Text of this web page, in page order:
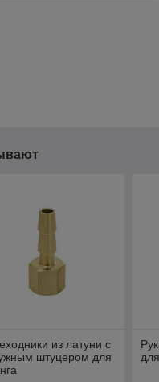
из латуни с
штуцером для